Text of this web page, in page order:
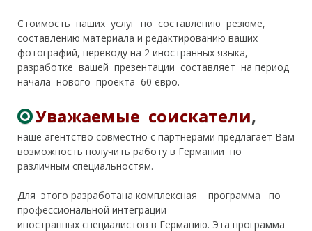
Стоимость наших услуг по составлению резюме,
составлению материала и редактированию ваших
фотографий, переводу на 2 иностранных языка,
разработке вашей презентации составляет на период
начала нового проекта 60 евро.
Уважаемые соискатели,
наше агентство совместно с партнерами предлагает Вам
возможность получить работу в Германии по
различным специальностям.
Для этого разработана комплексная программа по
профессиональной интеграции
иностранных специалистов в Германию. Эта программа